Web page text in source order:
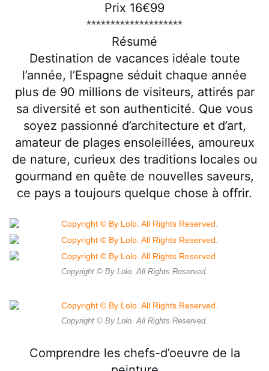
Prix 16€99
********************
Résumé
Destination de vacances idéale toute
l’année, l’Espagne séduit chaque année
plus de 90 millions de visiteurs, attirés par
sa diversité et son authenticité. Que vous
soyez passionné d’architecture et d’art,
amateur de plages ensoleillées, amoureux
de nature, curieux des traditions locales ou
gourmand en quête de nouvelles saveurs,
ce pays a toujours quelque chose à offrir.
Copyright © By Lolo. All Rights Reserved.
Copyright © By Lolo. All Rights Reserved.
Comprendre les chefs-d’oeuvre de la